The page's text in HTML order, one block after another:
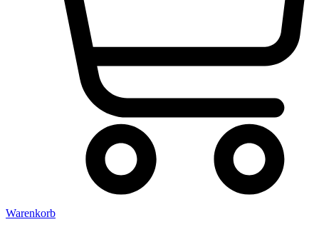
Warenkorb